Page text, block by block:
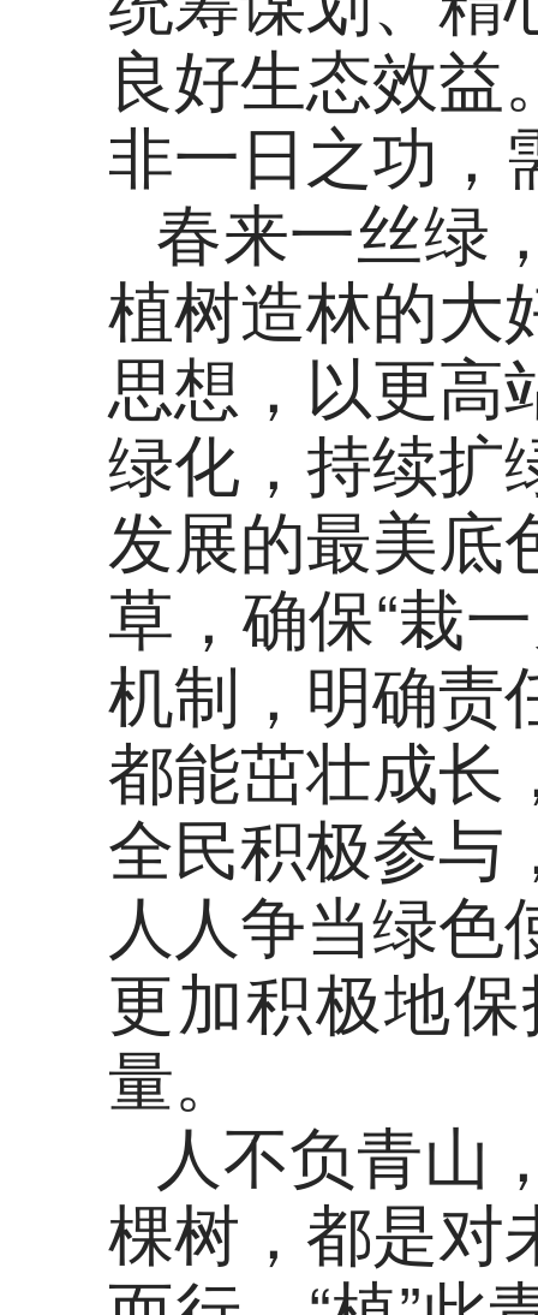
良好生态效
非一日之功，
春来一丝绿
植树造林的大
思想，以更高
绿化，持续扩
发展的最美底
草，确保“栽
机制，明确责
都能茁壮成长
全民积极参与
人人争当绿
更加积极地
量。
人不负青山
棵树，都是对